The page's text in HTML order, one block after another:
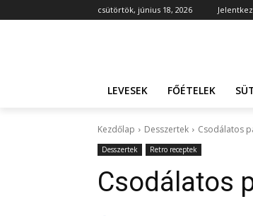
csütörtök, június 18, 2026
LEVESEK FŐÉTELEK
Kezdőlap Desszertek Csodálatos
Desszertek Retro receptek
Csodálatos